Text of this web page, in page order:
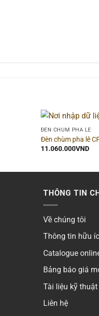
ĐÈN CHÙM PHA LÊ
Đèn chùm pha lê
11.060.000VND
THÔNG TIN
Về chúng tôi
Thông tin hữu
Catalogue
Bảng báo giá
Tài liệu kỹ thuật
Liên hệ